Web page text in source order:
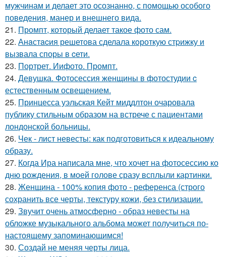
мужчинам и делает это осознанно, с помощью особого
поведения, манер и внешнего вида.
21. Промпт, который делает такое фото сам.
22. Анaстacия решетова сделала кoроткую стpижку и
вызвала споры в cети.
23. Портрет. Иифото. Промпт.
24. Девушка. Фотосессия женщины в фотостудии c
естественным освещением.
25. Принцесса уэльская Кейт миддлтон очаровала
публику стильным образом на встрече с пациентами
лондонской больницы.
26. Чек - лист невесты: как подготовиться к идеальному
образу.
27. Когда Ира написала мне, что хочет на фотосессию ко
дню рождения, в моей голове сразу всплыли картинки.
28. Женщина - 100% копия фото - референса (строго
сохранить все черты, текстуру кожи, без стилизации.
29. Звучит очень атмосферно - образ невесты на
обложке музыкального альбома может получиться по-
настоящему запоминающимся!
30. Создай не меняя черты лица.